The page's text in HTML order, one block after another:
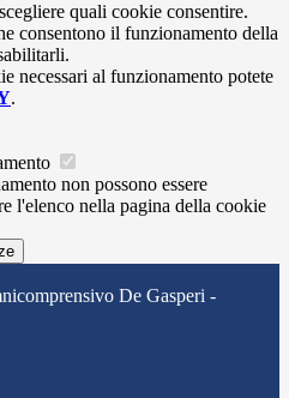
quali cookie consentire.
consentono il funzionamento della
necessari al funzionamento potete
.
non possono essere
l'elenco nella pagina della cookie
De Gasperi -